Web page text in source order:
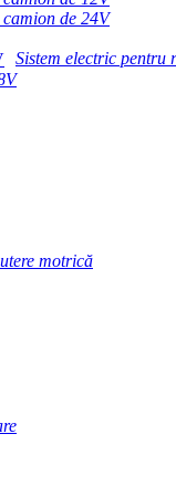
de 24V
Sistem electric pentru
motrică